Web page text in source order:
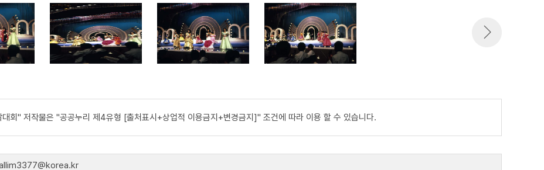
회" 저작물은 "공공누리 제4유형 [출처표시+상업적 이용금지+변경금지]" 조건에 따라 이용 할 수 있습니다.
allim3377@korea.kr